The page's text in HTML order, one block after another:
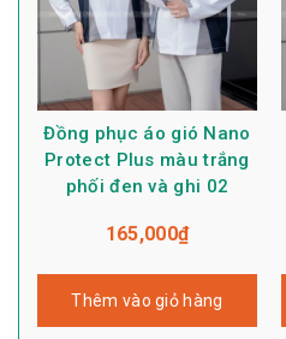
Đồng phục áo gió Nano
Protect Plus màu trắng
phối đen và ghi 02
165,000₫
Thêm vào giỏ hàng